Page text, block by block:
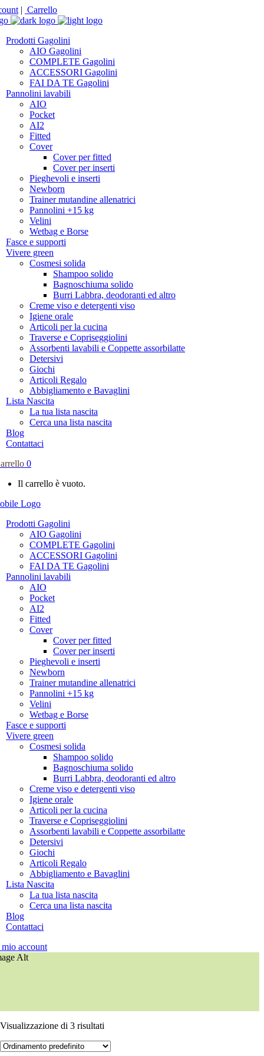
| Carrello
Prodotti Gagolini
AIO Gagolini
COMPLETE Gagolini
ACCESSORI Gagolini
FAI DA TE Gagolini
Pannolini lavabili
AIO
Pocket
AI2
Fitted
Cover
Cover per fitted
Cover per inserti
Pieghevoli e inserti
Newborn
Trainer mutandine allenatrici
Pannolini +15 kg
Velini
Wetbag e Borse
Fasce e supporti
Vivere green
Cosmesi solida
Shampoo solido
Bagnoschiuma solido
Burri Labbra, deodoranti ed altro
Creme viso e detergenti viso
Igiene orale
Articoli per la cucina
Traverse e Copriseggiolini
Assorbenti lavabili e Coppette assorbilatte
Detersivi
Giochi
Articoli Regalo
Abbigliamento e Bavaglini
Lista Nascita
La tua lista nascita
Cerca una lista nascita
Blog
Contattaci
0
Il carrello è vuoto.
Prodotti Gagolini
AIO Gagolini
COMPLETE Gagolini
ACCESSORI Gagolini
FAI DA TE Gagolini
Pannolini lavabili
AIO
Pocket
AI2
Fitted
Cover
Cover per fitted
Cover per inserti
Pieghevoli e inserti
Newborn
Trainer mutandine allenatrici
Pannolini +15 kg
Velini
Wetbag e Borse
Fasce e supporti
Vivere green
Cosmesi solida
Shampoo solido
Bagnoschiuma solido
Burri Labbra, deodoranti ed altro
Creme viso e detergenti viso
Igiene orale
Articoli per la cucina
Traverse e Copriseggiolini
Assorbenti lavabili e Coppette assorbilatte
Detersivi
Giochi
Articoli Regalo
Abbigliamento e Bavaglini
Lista Nascita
La tua lista nascita
Cerca una lista nascita
Blog
Contattaci
account
Visualizzazione di 3 risultati